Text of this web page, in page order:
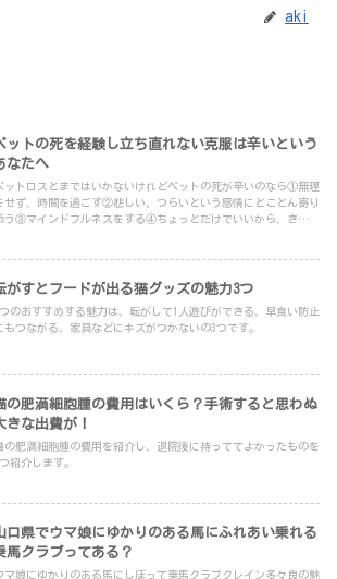
aki
ットの死を経験し立ち直れない克服は辛いという
なたへ
ットロスとまではいかないけれどペットの死が辛いのなら①無理
せず、時間を過ごす②悲しい、つらいという感情にとことん寄り
う③マインドフルネスをする④ちょっとだけでいいから、きれい
がすとフードが出る猫グッズの魅力3つ
のおすすめする魅力は、転がして1人遊びができる、早食い防止
もつながる、家具などにキズがつかないの3つです。
の肥満細胞腫の費用はいくら？手術すると思わぬ
きな出費が！
の肥満細胞腫の費用を紹介し、退院後に持っててよかったものを
紹介します。
口県でウマ娘にゆかりのある馬にふれあい乗れる
馬クラブってある？
マ娘にゆかりのある馬にしぼって乗馬クラブクレイン多々良の魅